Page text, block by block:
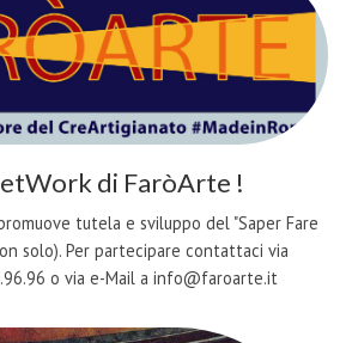
di FaròArte !
tutela e sviluppo del "Saper Fare
solo). Per partecipare contattaci via
o via e-Mail a info@faroarte.it